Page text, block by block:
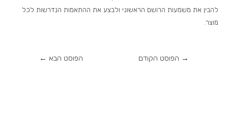
להבין את משמעות הרושם הראשוני ולבצע את ההתאמות הנדרשות לכל
מוצר.
→ הפוסט הקודם הפוסט הבא ←